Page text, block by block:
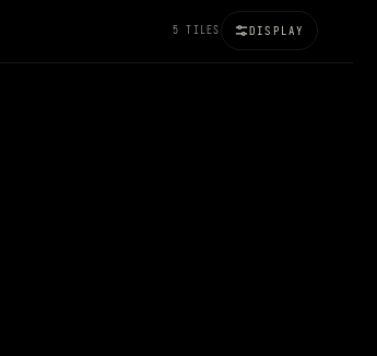
5 TILES DISPLAY